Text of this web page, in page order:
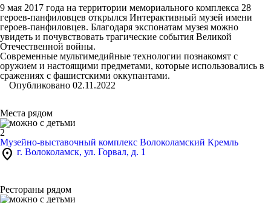
9 мая 2017 года на территории мемориального комплекса 28
героев-панфиловцев открылся Интерактивный музей имени
героев-панфиловцев. Благодаря экспонатам музея можно
увидеть и почувствовать трагические события Великой
Отечественной войны.
Современные мультимедийные технологии познакомят с
оружием и настоящими предметами, которые использовались в
сражениях с фашистскими оккупантами.
Опубликовано 02.11.2022
Места рядом
2
Музейно-выставочный комплекс Волоколамский Кремль
location_on г. Волоколамск, ул. Горвал, д. 1
Рестораны рядом